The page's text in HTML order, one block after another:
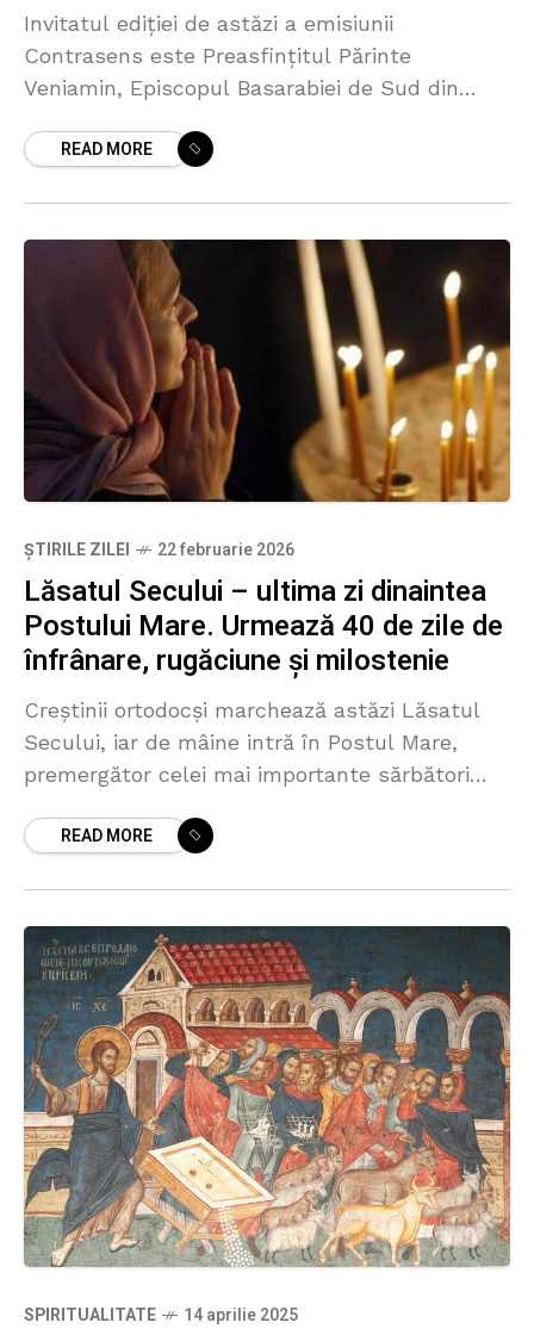
Invitatul ediției de astăzi a emisiunii
Contrasens este Preasfințitul Părinte
Veniamin, Episcopul Basarabiei de Sud din
importanța acestei perioade premergătoare
READ MORE
ȘTIRILE ZILEI 22 februarie 2026
Lăsatul Secului – ultima zi dinaintea
Postului Mare. Urmează 40 de zile de
înfrânare, rugăciune și milostenie
Creștinii ortodocși marchează astăzi Lăsatul
Secului, iar de mâine intră în Postul Mare,
premergător celei mai importante sărbători
prăznuită, în acest an, în data
READ MORE
SPIRITUALITATE 14 aprilie 2025